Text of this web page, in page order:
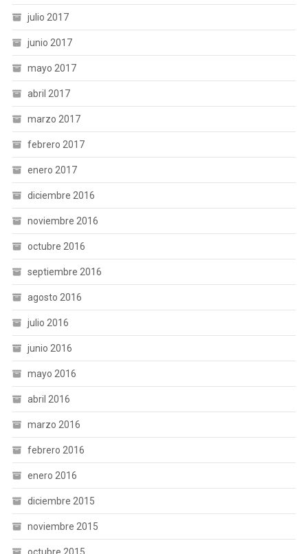
julio 2017
junio 2017
mayo 2017
abril 2017
marzo 2017
febrero 2017
enero 2017
diciembre 2016
noviembre 2016
octubre 2016
septiembre 2016
agosto 2016
julio 2016
junio 2016
mayo 2016
abril 2016
marzo 2016
febrero 2016
enero 2016
diciembre 2015
noviembre 2015